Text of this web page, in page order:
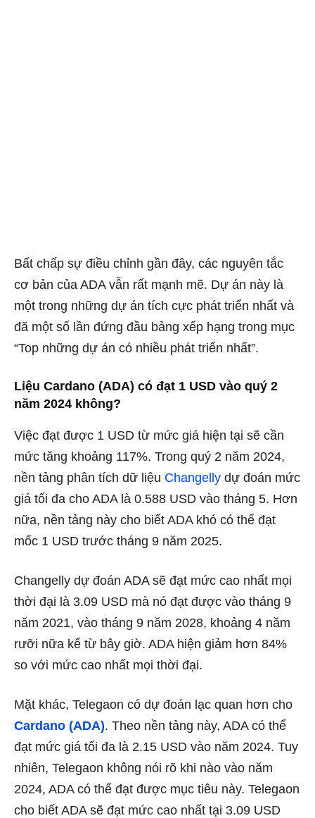
Bất chấp sự điều chỉnh gần đây, các nguyên tắc
cơ bản của ADA vẫn rất mạnh mẽ. Dự án này là
một trong những dự án tích cực phát triển nhất và
đã một số lần đứng đầu bảng xếp hạng trong mục
“Top những dự án có nhiều phát triển nhất”.
Liệu Cardano (ADA) có đạt 1 USD vào quý 2
năm 2024 không?
Việc đạt được 1 USD từ mức giá hiện tại sẽ cần
mức tăng khoảng 117%. Trong quý 2 năm 2024,
nền tảng phân tích dữ liệu Changelly dự đoán mức
giá tối đa cho ADA là 0.588 USD vào tháng 5. Hơn
nữa, nền tảng này cho biết ADA khó có thể đạt
mốc 1 USD trước tháng 9 năm 2025.
Changelly dự đoán ADA sẽ đạt mức cao nhất mọi
thời đại là 3.09 USD mà nó đạt được vào tháng 9
năm 2021, vào tháng 9 năm 2028, khoảng 4 năm
rưỡi nữa kể từ bây giờ. ADA hiện giảm hơn 84%
so với mức cao nhất mọi thời đại.
Mặt khác, Telegaon có dự đoán lạc quan hơn cho
Cardano (ADA). Theo nền tảng này, ADA có thể
đạt mức giá tối đa là 2.15 USD vào năm 2024. Tuy
nhiên, Telegaon không nói rõ khi nào vào năm
2024, ADA có thể đạt được mục tiêu này. Telegaon
cho biết ADA sẽ đạt mức cao nhất tại 3.09 USD